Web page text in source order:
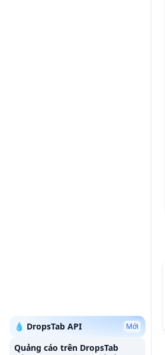
💧 DropsTab API Mới
Quảng cáo trên DropsTab